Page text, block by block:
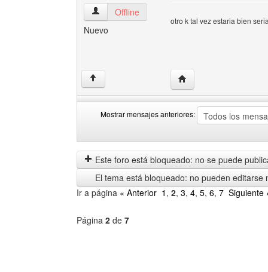
halo-clan-us Ver perfil del usuario
Offline
Nuevo
otro k tal vez estaria bien
↑ Visitar sitio web del
Mostrar mensajes anteriores:
mensajes
anteriores
by
Este foro está bloqueado: no se puede
El tema está bloqueado: no pueden editarse
Ir a página « Anterior 1 , 2, 3, 4, 5, 6, 7 Siguiente
Página 2 de 7